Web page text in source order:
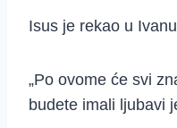
Isus je rekao u
„Po ovome će svi
budete imali ljubavi